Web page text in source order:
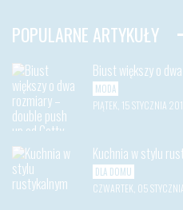
POPULARNE ARTYKUŁY
Biust większy o
MODA
PIĄTEK, 15 STYCZNIA
Kuchnia w stylu
DLA DOMU
CZWARTEK, 05